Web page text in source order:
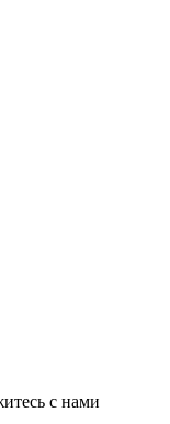
с нами